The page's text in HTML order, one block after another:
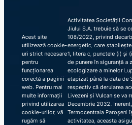
Acest site
utilizează cookie-
uri strict necesare
pentru
funcționarea
corectă a paginii
web. Pentru mai
multe informații
privind utilizarea
cookie-urilor, vă
rugăm să
Activitatea Societății
Jiului S.A. trebuie să se
108/2022, privind
energetic, care
1, litera c, punctele (i) și
de punere în siguranță a
ecologizare a minelor
etapizat până la data de
respectiv că derularea
Livezeni și Vulcan se va
Decembrie 2032.
Termocentrala Paroșeni
activitatea, aceasta